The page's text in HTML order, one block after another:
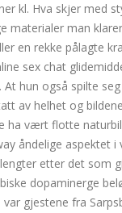
kl. Hva skjer med
materialer man
en rekke pålagte
sex chat
hun også spilte
av helhet og
ha vært flotte
åndelige aspektet
etter det som
dopaminerge
gjestene fra